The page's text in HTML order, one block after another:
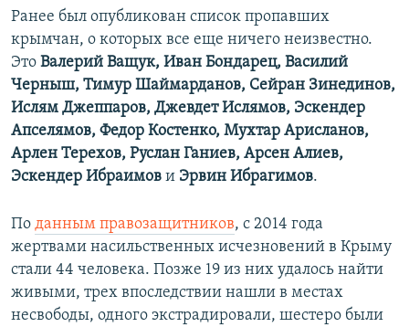
Ранее был опубликован список пропавших
крымчан, о которых все еще ничего неизвестно.
Это Валерий Ващук, Иван Бондарец, Василий
Черныш, Тимур Шаймарданов, Сейран Зинединов,
Ислям Джеппаров, Джевдет Ислямов, Эскендер
Апселямов, Федор Костенко, Мухтар Арисланов,
Арлен Терехов, Руслан Ганиев, Арсен Алиев,
Эскендер Ибраимов и Эрвин Ибрагимов.
По данным правозащитников, с 2014 года
жертвами насильственных исчезновений в Крыму
стали 44 человека. Позже 19 из них удалось найти
живыми, трех впоследствии нашли в местах
несвободы, одного экстрадировали, шестеро были